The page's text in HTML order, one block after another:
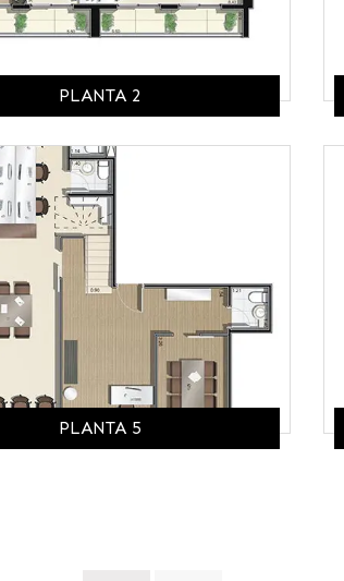
PLANTA 2
PLANTA 5